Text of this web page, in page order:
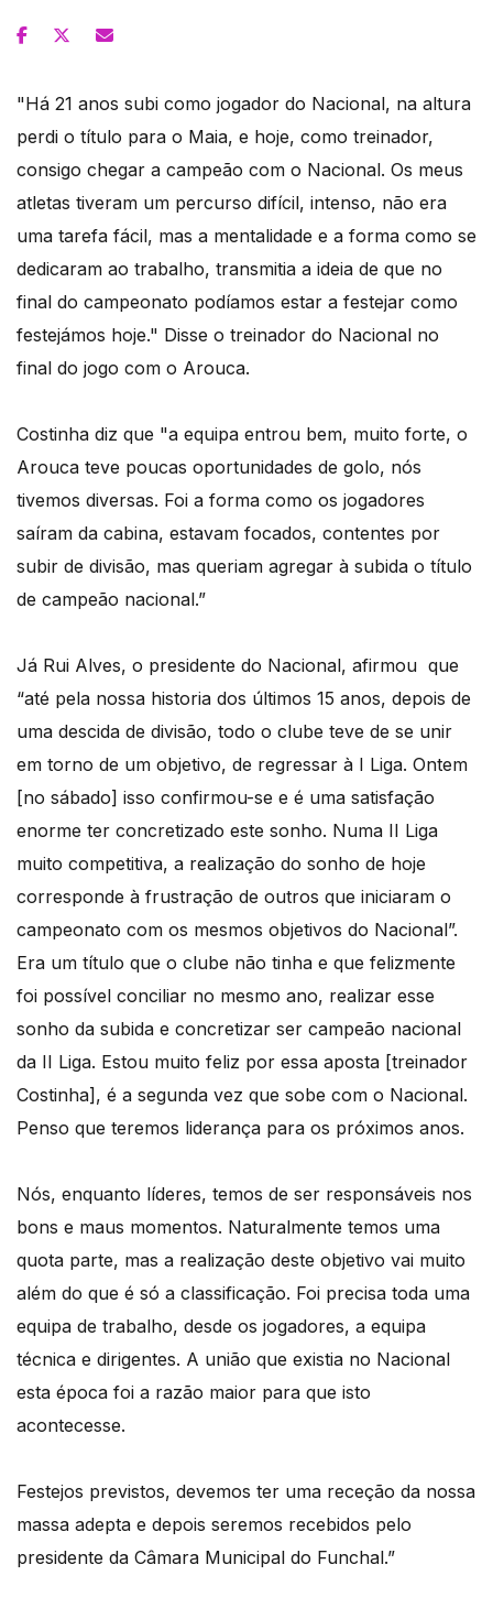
"Há 21 anos subi como jogador do Nacional, na altura
perdi o título para o Maia, e hoje, como treinador,
consigo chegar a campeão com o Nacional. Os meus
atletas tiveram um percurso difícil, intenso, não era
uma tarefa fácil, mas a mentalidade e a forma como se
dedicaram ao trabalho, transmitia a ideia de que no
final do campeonato podíamos estar a festejar como
festejámos hoje." Disse o treinador do Nacional no
final do jogo com o Arouca.
Costinha diz que "a equipa entrou bem, muito forte, o
Arouca teve poucas oportunidades de golo, nós
tivemos diversas. Foi a forma como os jogadores
saíram da cabina, estavam focados, contentes por
subir de divisão, mas queriam agregar à subida o título
de campeão nacional.”
Já Rui Alves, o presidente do Nacional, afirmou que
“até pela nossa historia dos últimos 15 anos, depois de
uma descida de divisão, todo o clube teve de se unir
em torno de um objetivo, de regressar à I Liga. Ontem
[no sábado] isso confirmou-se e é uma satisfação
enorme ter concretizado este sonho. Numa II Liga
muito competitiva, a realização do sonho de hoje
corresponde à frustração de outros que iniciaram o
campeonato com os mesmos objetivos do Nacional”.
Era um título que o clube não tinha e que felizmente
foi possível conciliar no mesmo ano, realizar esse
sonho da subida e concretizar ser campeão nacional
da II Liga. Estou muito feliz por essa aposta [treinador
Costinha], é a segunda vez que sobe com o Nacional.
Penso que teremos liderança para os próximos anos.
Nós, enquanto líderes, temos de ser responsáveis nos
bons e maus momentos. Naturalmente temos uma
quota parte, mas a realização deste objetivo vai muito
além do que é só a classificação. Foi precisa toda uma
equipa de trabalho, desde os jogadores, a equipa
técnica e dirigentes. A união que existia no Nacional
esta época foi a razão maior para que isto
acontecesse.
Festejos previstos, devemos ter uma receção da nossa
massa adepta e depois seremos recebidos pelo
presidente da Câmara Municipal do Funchal.”